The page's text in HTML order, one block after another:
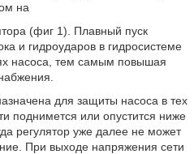
на
(фиг 1). Плавный пуск
и гидроударов в гидросистеме
насоса, тем самым повышая
для защиты насоса в тех
поднимется или опустится ниже
регулятор уже далее не может
При выходе напряжения сети